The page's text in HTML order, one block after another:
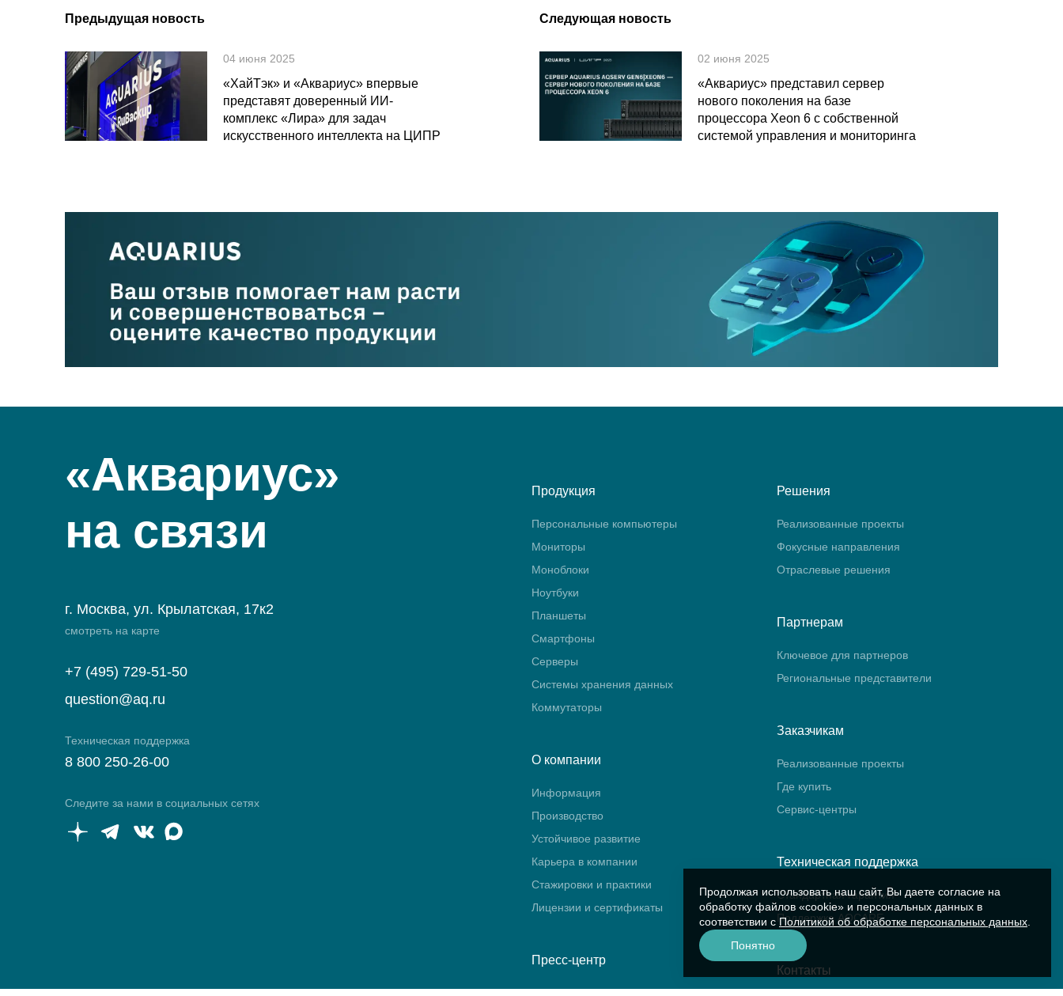
Предыдущая новость
04 июня 2025
«ХайТэк» и «Аквариус» впервые
представят доверенный ИИ-
комплекс «Лира» для задач
искусственного интеллекта на ЦИПР
Следующая новость
02 июня 2025
«Аквариус» представил сервер
нового поколения на базе
процессора Xeon 6 с собственной
системой управления и мониторинга
«Аквариус»
на связи
г. Москва, ул. Крылатская, 17к2
смотреть на карте
+7 (495) 729-51-50
question@aq.ru
Техническая поддержка
8 800 250-26-00
Следите за нами в социальных сетях
Продукция
Персональные компьютеры
Мониторы
Моноблоки
Ноутбуки
Планшеты
Смартфоны
Серверы
Системы хранения данных
Коммутаторы
О компании
Информация
Производство
Устойчивое развитие
Карьера в компании
Стажировки и практики
Лицензии и сертификаты
Пресс-центр
Новости
Решения
Реализованные проекты
Фокусные направления
Отраслевые решения
Партнерам
Ключевое для партнеров
Региональные представители
Заказчикам
Реализованные проекты
Где купить
Сервис-центры
Техническая поддержка
Стандартная гарантия
Поддержка AQCARE
Контакты
Продолжая использовать наш сайт, Вы даете согласие на
обработку файлов «cookie» и персональных данных в
соответствии сПолитикой об обработке персональных данных
Понятно